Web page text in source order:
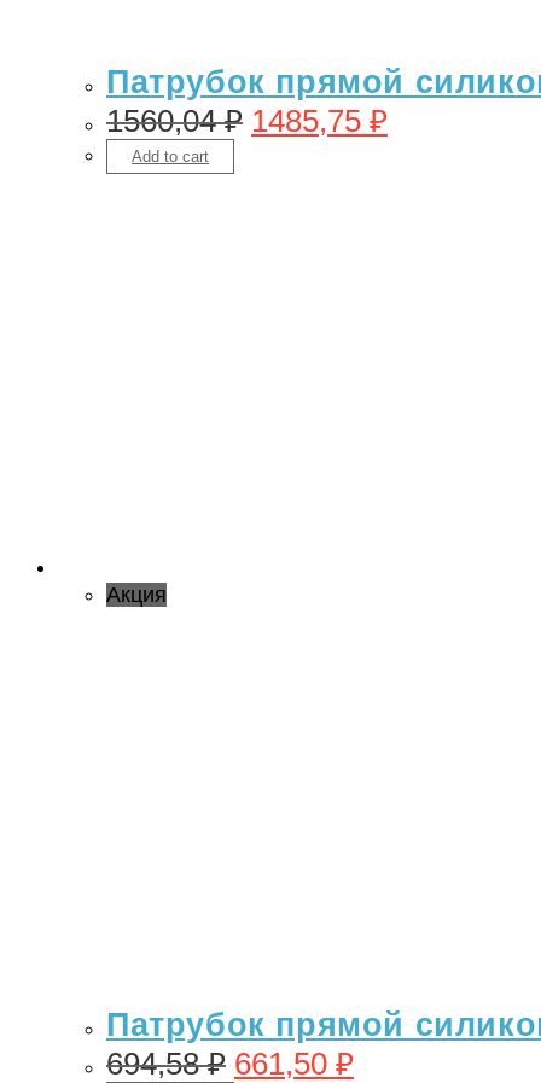
Патрубок прямой
1560,04₽ 1485,75 ₽
Add to cart
Акция
Патрубок прямой
694,58₽ 661,50 ₽